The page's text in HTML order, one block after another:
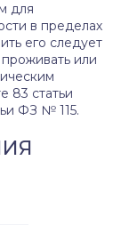
для
в пределах
его следует
или
83 статьи
ФЗ № 115.